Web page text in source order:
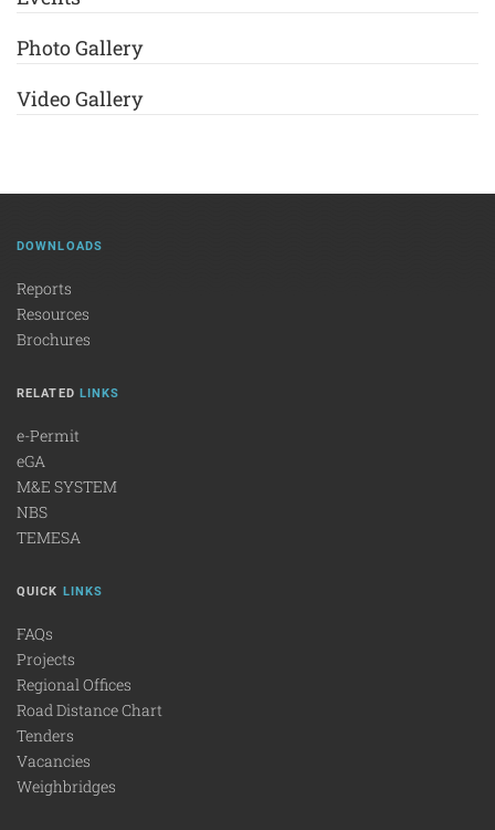
Photo Gallery
Video Gallery
DOWNLOADS
Reports
Resources
Brochures
RELATED LINKS
e-Permit
eGA
M&E SYSTEM
NBS
TEMESA
QUICK LINKS
FAQs
Projects
Regional Offices
Road Distance Chart
Tenders
Vacancies
Weighbridges